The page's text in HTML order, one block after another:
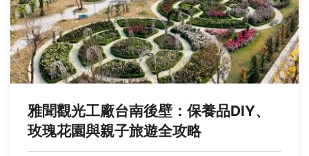
雅聞觀光工廠台南後壁：保養品DIY、
玫瑰花園與親子旅遊全攻略